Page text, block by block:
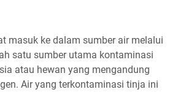
masuk ke dalam sumber air melalui
satu sumber utama kontaminasi
atau hewan yang mengandung
Air yang terkontaminasi tinja ini